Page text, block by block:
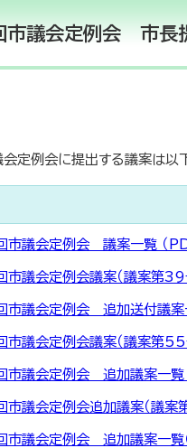
市議会定例会 市長
定例会に提出する議案は以下
市議会定例会 議案一覧 （
議会定例会議案（議案第
市議会定例会 追加送付議
市議会定例会議案（議案第
市議会定例会 追加議案一覧
議会定例会追加議案（議
市議会定例会 追加議案一覧